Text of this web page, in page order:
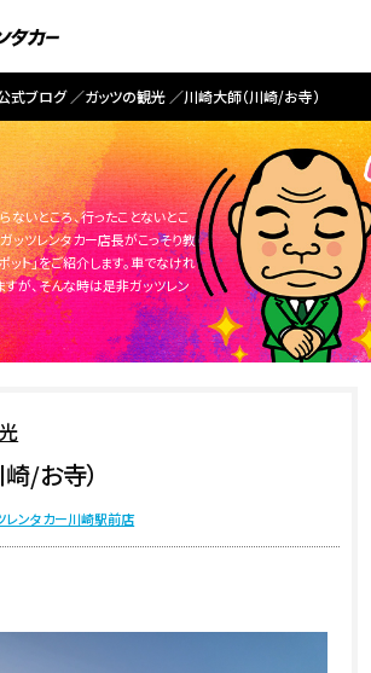
式ブログ ガッツの観光 川崎大師（川崎/お寺）
いところ、行ったことないとこ
ッツレンタカー店長がこっそり教
ット」をご紹介します。車でなけれ
が、そんな時は是非ガッツレン
/お寺）
レンタカー川崎駅前店